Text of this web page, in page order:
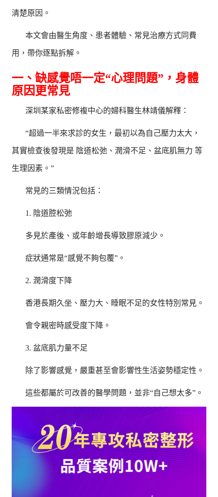
清楚原因。
本文會由醫生角度、患者體驗、常見治療方式同費
用，帶你逐點拆解。
一、缺感覺唔一定“心理問題”，身體
原因更常見
深圳某家私密修複中心的婦科醫生林靖儀解釋：
“超過一半來求診的女生，最初以為自己壓力太大，
其實檢查後發現是 陰道松弛、潤滑不足、盆底肌無力 等
生理因素。”
常見的三類情況包括：
1. 陰道腔松弛
多見於產後、或年齡增長導致膠原減少。
症狀通常是“感覺不夠包覆”。
2. 潤滑度下降
香港長期久坐、壓力大、睡眠不足的女性特別常見。
會令親密時感受度下降。
3. 盆底肌力量不足
除了影響感覺，嚴重甚至會影響性生活姿勢穩定性。
這些都屬於可改善的醫學問題，並非“自己想太多”。